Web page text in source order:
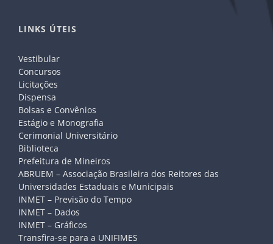
LINKS ÚTEIS
Vestibular
Concursos
Licitações
Dispensa
Bolsas e Convênios
Estágio e Monografia
Cerimonial Universitário
Biblioteca
Prefeitura de Mineiros
ABRUEM – Associação Brasileira dos Reitores das
Universidades Estaduais e Municipais
INMET – Previsão do Tempo
INMET – Dados
INMET – Gráficos
Transfira-se para a UNIFIMES